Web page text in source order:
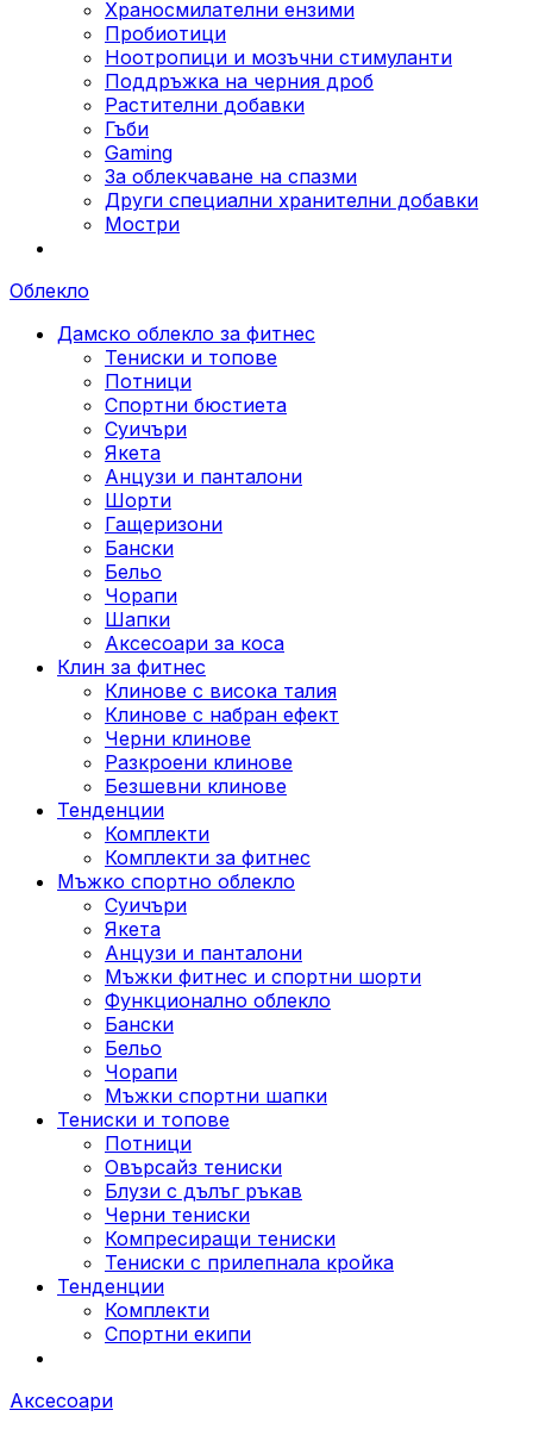
Храносмилателни ензими
Пробиотици
Ноотропици и мозъчни стимуланти
Поддръжка на черния дроб
Растителни добавки
Гъби
Gaming
За облекчаване на спазми
Други специални хранителни добавки
Мостри
Облекло
Дамско облекло за фитнес
Тениски и топове
Потници
Спортни бюстиета
Суичъри
Якета
Aнцузи и панталони
Шорти
Гащеризони
Бански
Бельо
Чорапи
Шапки
Аксесоари за коса
Клин за фитнес
Клинове с висока талия
Клинове с набран ефект
Черни клинове
Разкроени клинове
Безшевни клинове
Тенденции
Комплекти
Комплекти за фитнес
Мъжко спортно облекло
Суичъри
Якета
Aнцузи и панталони
Mъжки фитнес и спортни шорти
Функционално облекло
Бански
Бельо
Чорапи
Mъжки спортни шапки
Тениски и топове
Потници
Овърсайз тениски
Блузи с дълъг ръкав
Черни тениски
Компресиращи тениски
Тениски с прилепнала кройка
Тенденции
Комплекти
Спортни екипи
Аксесоари